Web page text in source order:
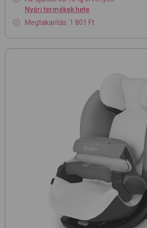
Nyári termékek hete
Megtakarítás: 1 801 Ft